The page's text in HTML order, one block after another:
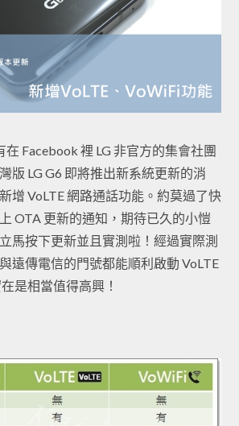
在 Facebook 裡 LG 非官方的集會社團
版 LG G6 即將推出新系統更新的消
增 VoLTE 網路通話功能。約莫過了快
OTA 更新的通知，期待已久的小愷
馬按下更新並且實測啦！經過實際測
遠傳電信的門號都能順利啟動 VoLTE
是相當值得高興！